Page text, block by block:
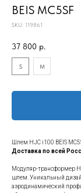
BEIS MC5SF
SKU: 119861
37 800 р.
S M
Шлем HJC i100 BEIS
Доставка по всей
Модуляр-трансформер
шлем. Уникальный
аэродинамический